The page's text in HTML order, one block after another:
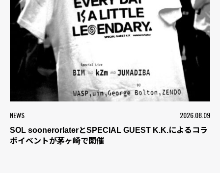
NEWS 2026.08.09
SOL soonerorlaterとSPECIAL GUEST K.K.によるコラ
ボイベントが茅ヶ崎で開催